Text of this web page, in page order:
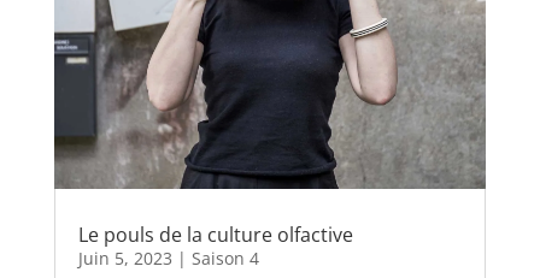
Le pouls de la culture olfactive
Juin 5, 2023 | Saison 4